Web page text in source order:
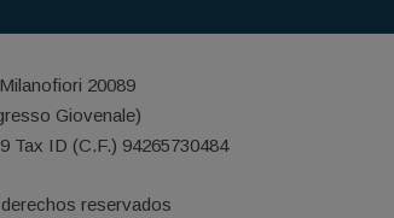
20089
Giovenale)
Tax ID (C.F.) 94265730484
reservados